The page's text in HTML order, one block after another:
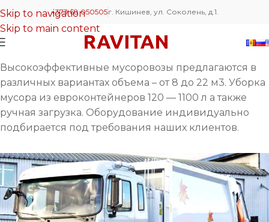
Skip to navigation
Skip to main content
+373 68 050505г. Кишинев, ул. Соколень, д.1.
Высокоэффективные мусоровозы предлагаются в
различных вариантах объема – от 8 до 22 м3. Уборка
мусора из евроконтейнеров 120 — 1100 л а также
ручная загрузка. Оборудование индивидуально
подбирается под требования наших клиентов.